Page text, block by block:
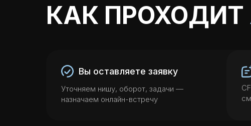
КАК ПРОХОДИТ
Вы оставляете заявку
Уточняем нишу, оборот, задачи —
назначаем онлайн-встречу